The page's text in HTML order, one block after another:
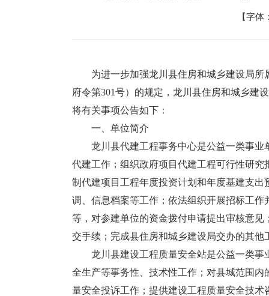
【字体
为进一步加强龙川县住房和城乡建设局所
府令第301号）的规定，龙川县住房和城乡建
将有关事项公告如下：
一、单位简介
龙川县代建工程事务中心是公益一类事业
代建工作；组织政府项目代建工程可行性研
制代建项目工程年度投资计划和年度基建支
调、信息档案等工作；依法组织开展招标工
等，对参建单位的资金拨付申请提出审核意
交手续；完成县住房和城乡建设局交办的其他
龙川县建设工程质量安全站是公益一类事
全生产等事务性、技术性工作；对县城范围
量安全投诉工作；提供建设工程质量安全技